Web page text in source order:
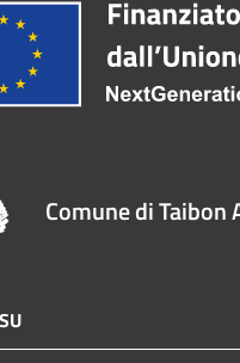
Comune di Taibon